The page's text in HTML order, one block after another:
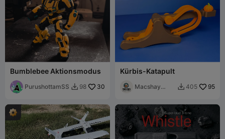
Bumblebee Aktionsmodus
PurushottamSS  98 30
Kürbis-Katapult
Macshay
 405 95